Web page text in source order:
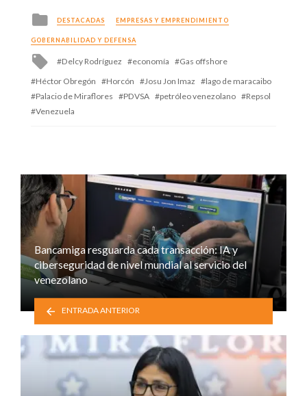
Posted
in
DESTACADAS EMPRESAS Y EMPRENDIMIENTO
GOBERNABILIDAD Y DEFENSA
Tagged
Delcy Rodríguez economía
Gas offshore
Héctor Obregón
Horcón Josu Jon Imaz
lago de maracaibo
Palacio de Miraflores
PDVSA petróleo venezolano
Repsol
Venezuela
Bancamiga resguarda cada transacción: IA y
ciberseguridad de nivel mundial al servicio del
venezolano
ENTRADA ANTERIOR